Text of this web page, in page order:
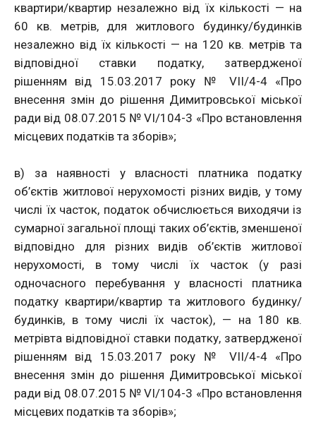
квартири/квартир незалежно від їх кількості — на
60 кв. метрів, для житлового будинку/будинків
незалежно від їх кількості — на 120 кв. метрів та
відповідної ставки податку, затвердженої
рішенням від 15.03.2017 року № VII/4-4 «Про
внесення змін до рішення Димитровської міської
ради від 08.07.2015 № VI/104-3 «Про встановлення
місцевих податків та зборів»;
в) за наявності у власності платника податку
об’єктів житлової нерухомості різних видів, у тому
числі їх часток, податок обчислюється виходячи із
сумарної загальної площі таких об’єктів, зменшеної
відповідно для різних видів об’єктів житлової
нерухомості, в тому числі їх часток (у разі
одночасного перебування у власності платника
податку квартири/квартир та житлового будинку/
будинків, в тому числі їх часток), — на 180 кв.
метрівта відповідної ставки податку, затвердженої
рішенням від 15.03.2017 року № VII/4-4 «Про
внесення змін до рішення Димитровської міської
ради від 08.07.2015 № VI/104-3 «Про встановлення
місцевих податків та зборів»;